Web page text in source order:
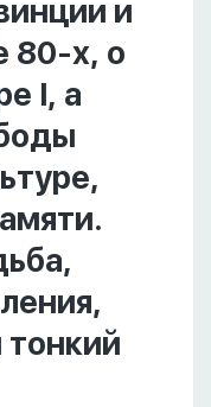
и
80-х, о
I, а